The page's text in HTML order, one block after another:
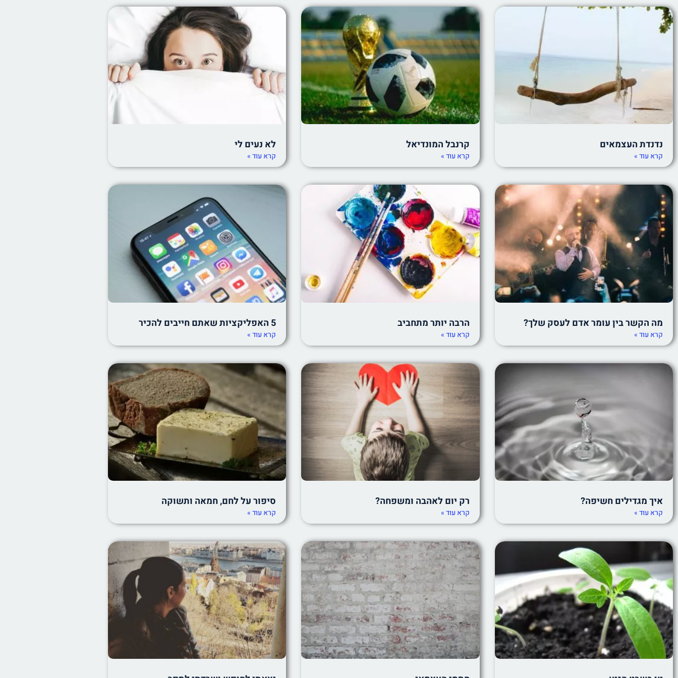
נדנדת העצמאים
קרא עוד »
קרנבל המונדיאל
קרא עוד »
לא נעים לי
קרא עוד »
מה הקשר בין עומר אדם לעסק שלך?
קרא עוד »
הרבה יותר מתחביב
קרא עוד »
5 האפליקציות שאתם חייבים להכיר
קרא עוד »
איך מגדילים חשיפה?
קרא עוד »
רק יום לאהבה ומשפחה?
קרא עוד »
סיפור על לחם, חמאה ותשוקה
קרא עוד »